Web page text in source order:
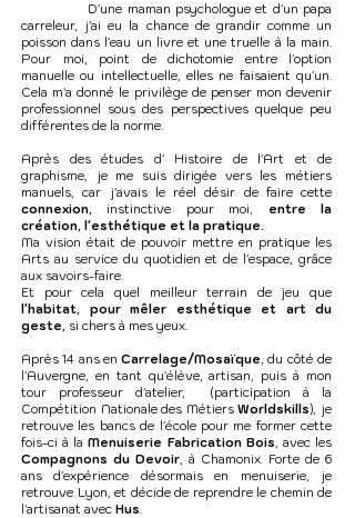
D'une maman psychologue et d'un papa
carreleur, j'ai eu la chance de grandir comme un
poisson dans l'eau un livre et une truelle à la main.
Pour moi, point de dichotomie entre l'option
manuelle ou intellectuelle, elles ne faisaient qu'un.
Cela m'a donné le privilège de penser mon devenir
professionnel sous des perspectives quelque peu
différentes de la norme.
Après des études d' Histoire de l'Art et de
graphisme, je me suis dirigée vers les métiers
manuels, car j'avais le réel désir de faire cette
connexion, instinctive pour moi, entre la
création, l'esthétique et la pratique.
Ma vision était de pouvoir mettre en pratique les
Arts au service du quotidien et de l'espace, grâce
aux savoirs-faire.
Et pour cela quel meilleur terrain de jeu que
l'habitat, pour mêler esthétique et art du
geste, si chers à mes yeux.
Après 14 ans enCarrelage/Mosaïque, du côté de
l'Auvergne, en tant qu'élève, artisan, puis à mon
tour professeur d'atelier, (participation à la
Compétition Nationale des MétiersWorldskills), je
retrouve les bancs de l'école pour me former cette
fois-ci à laMenuiserie Fabrication Bois, avec les
Compagnons du Devoir, à Chamonix. Forte de 6
ans d'expérience désormais en menuiserie, je
retrouve Lyon, et décide de reprendre le chemin de
l'artisanat avec Hus.